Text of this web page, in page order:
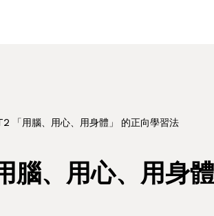
「用腦、用心、用身體」 的正向學習法
腦、用心、用身